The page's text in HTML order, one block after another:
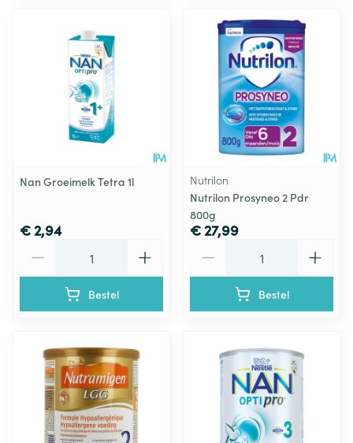
Nan Groeimelk Tetra 1l
€ 2,94
Bestel
Nutrilon
Nutrilon Prosyneo 2 Pdr
800g
€ 27,99
Bestel